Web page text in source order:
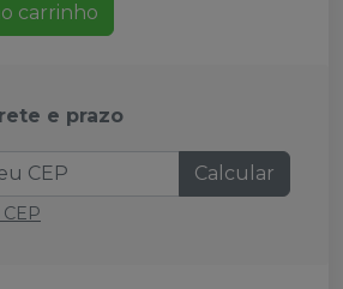
carrinho
e prazo
Calcular